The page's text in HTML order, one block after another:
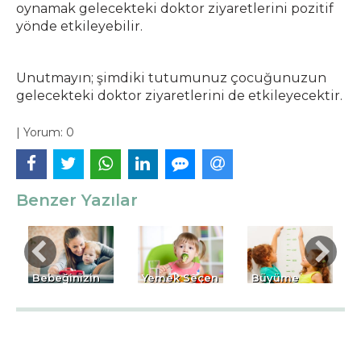
oynamak gelecekteki doktor ziyaretlerini pozitif
yönde etkileyebilir.
Unutmayın; şimdiki tutumunuz çocuğunuzun
gelecekteki doktor ziyaretlerini de etkileyecektir.
Yorum: 0
Benzer Yazılar
Bebeğinizin
Yemek Seçen
Büyüme